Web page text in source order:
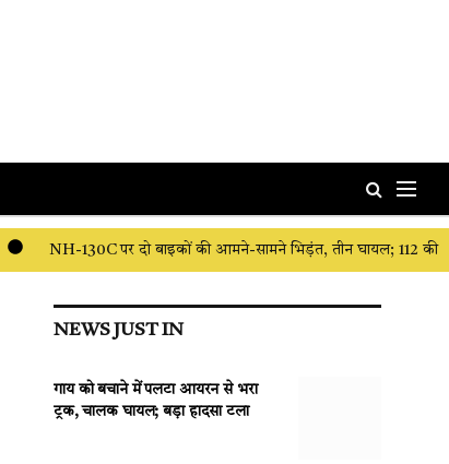
NH-130C पर दो बाइकों की आमने-सामने भिड़ंत, तीन घायल; 112 की
NEWS JUST IN
गाय को बचाने में पलटा आयरन से भरा
ट्रक, चालक घायल; बड़ा हादसा टला